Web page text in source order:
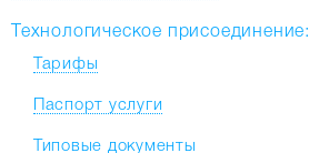
Технологическое присоединение:
Тарифы
Паспорт услуги
Типовые документы